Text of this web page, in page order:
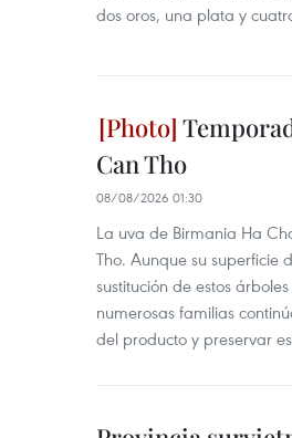
dos oros, una plata y
Can Tho
08/08/2026 01:30
La uva de Birmania Ha
Tho. Aunque su superficie
sustitución de estos
numerosas familias
del producto y preservar